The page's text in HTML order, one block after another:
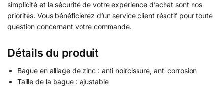
simplicité et la sécurité de votre expérience d’achat sont nos
priorités. Vous bénéficierez d’un service client réactif pour toute
question concernant votre commande.
Détails du produit
Bague en alliage de zinc : anti noircissure, anti corrosion
Taille de la bague : ajustable